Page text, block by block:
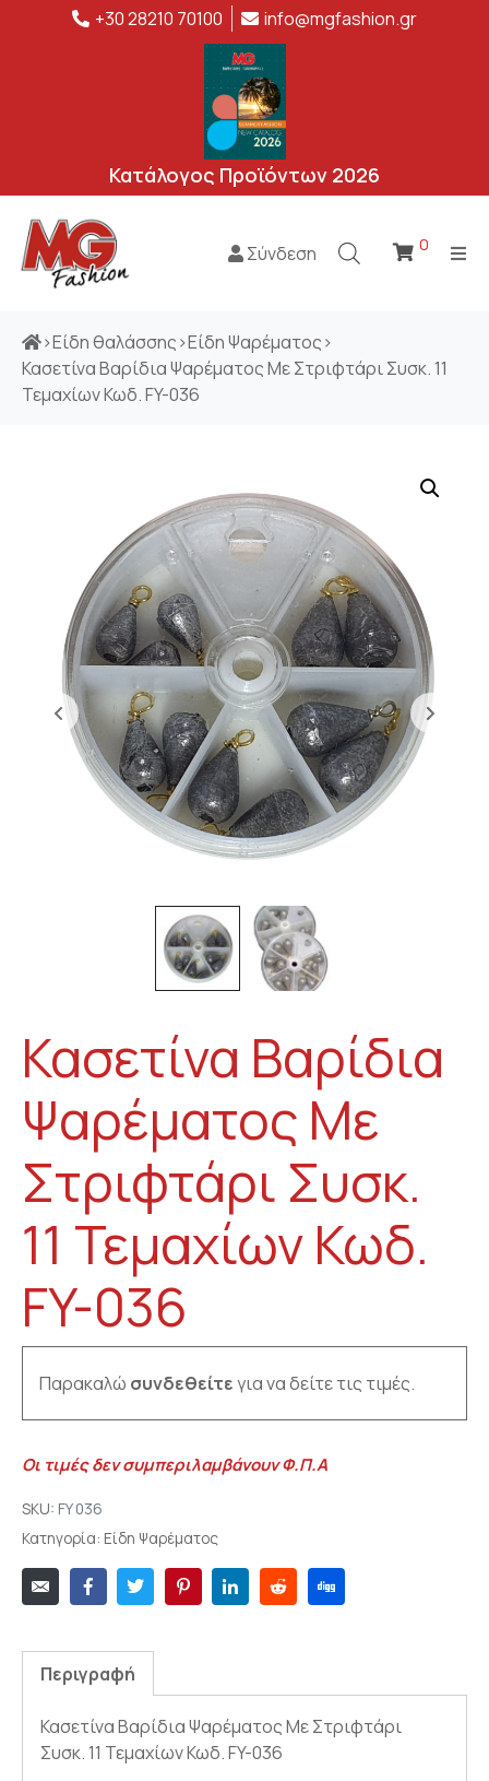
+30 28210 70100 info@mgfashion.gr
Κατάλογος Προϊόντων 2026
Σύνδεση 0
>Είδη θαλάσσης>Είδη Ψαρέματος>
Κασετίνα Βαρίδια Ψαρέματος Με Στριφτάρι Συσκ. 11
Τεμαχίων Κωδ. FY-036
Κασετίνα Βαρίδια
Ψαρέματος Με
Στριφτάρι Συσκ.
11 Τεμαχίων Κωδ.
FY-036
Παρακαλώ συνδεθείτεγια να δείτε τις τιμές.
Οι τιμές δεν συμπεριλαμβάνουν Φ.Π.Α
SKU: FY 036
Κατηγορία: Είδη Ψαρέματος
Περιγραφή
Κασετίνα Βαρίδια Ψαρέματος Με Στριφτάρι
Συσκ. 11 Τεμαχίων Κωδ. FY-036